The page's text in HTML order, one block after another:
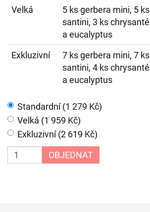
Velká
5 ks gerbera mini, 5
santini, 3 ks
a eucalyptus
Exkluzivní
7 ks gerbera mini, 7
santini, 4 ks
a eucalyptus
Standardní (1 279 Kč)
Velká (1 959 Kč)
Exkluzivní (2 619 Kč)
OBJEDNAT